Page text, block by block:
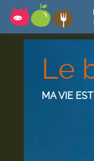
Le
MA VIE